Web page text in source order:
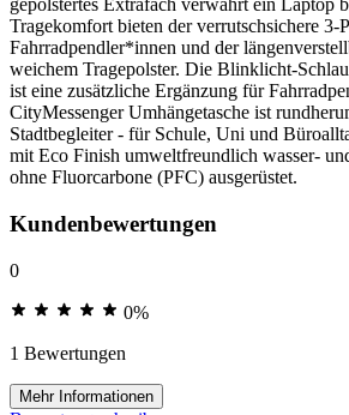
gepolstertes Extrafach verwahrt ein Laptop
Tragekomfort bieten der verrutschsichere 3-
Fahrradpendler*innen und der
weichem Tragepolster. Die Blinklicht-
ist eine zusätzliche Ergänzung für
CityMessenger Umhängetasche ist
Stadtbegleiter - für Schule, Uni und
mit Eco Finish umweltfreundlich wasser-
ohne Fluorcarbone (PFC) ausgerüstet.
Kundenbewertungen
0
0%
1 Bewertungen
Mehr Informationen